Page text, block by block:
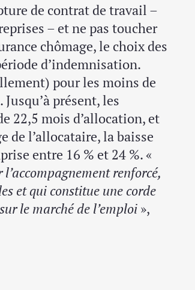
de contrat de travail –
– et ne pas toucher
chômage, le choix des
d’indemnisation.
pour les moins de
présent, les
22,5 mois d’allocation, et
de l’allocataire, la baisse
entre 16 % et 24 %. «
renforcé,
et qui constitue une corde
le marché de l’emploi »,